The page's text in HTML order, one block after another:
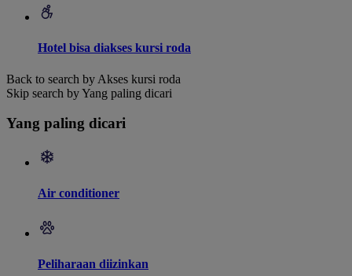
Hotel bisa diakses kursi roda
Back to search by Akses kursi roda
Skip search by Yang paling dicari
Yang paling dicari
Air conditioner
Peliharaan diizinkan